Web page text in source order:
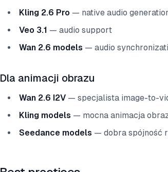
Kling 2.6 Pro — native audio
Veo 3.1 — audio support
Wan 2.6 models — audio
Dla animacji obrazu
Wan 2.6 I2V — specjalista image-to-
Kling models — mocna animacja
Seedance models — dobra spójność